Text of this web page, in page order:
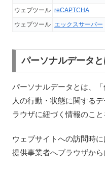
ウェブツール reCAPTCHA
ウェブツール エックスサーバー
パーソナルデータと
パーソナルデータとは、
人の行動・状態に関する
ラウザに紐づく情報のこと
ウェブサイトへの訪問時
提供事業者へブラウザから